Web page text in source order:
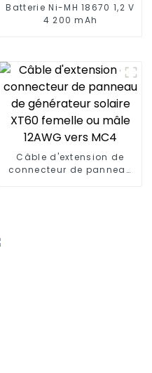
Batterie Ni-MH 18670 1,2 V
4 200 mAh
Câble d'extension de
connecteur de panneau